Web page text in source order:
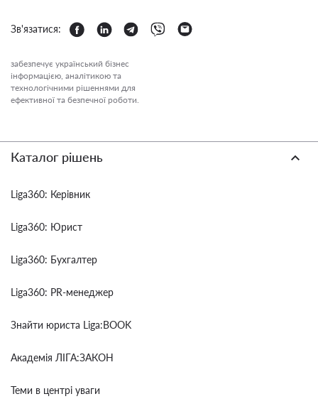
Зв'язатися:
забезпечує український бізнес
інформацією, аналітикою та
технологічними рішеннями для
ефективної та безпечної роботи.
Каталог рішень
Liga360: Керівник
Liga360: Юрист
Liga360: Бухгалтер
Liga360: PR-менеджер
Знайти юриста Liga:BOOK
Академія ЛІГА:ЗАКОН
Теми в центрі уваги